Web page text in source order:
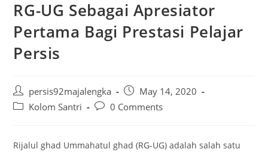
RG-UG Sebagai Apresiator
Pertama Bagi Prestasi Pelajar
Persis
Post
author:
persis92majalengka
Post
published:
May 14, 2020
PostKolom Santri
Post0 Comments
Rijalul ghad Ummahatul ghad (RG-UG) adalah salah satu